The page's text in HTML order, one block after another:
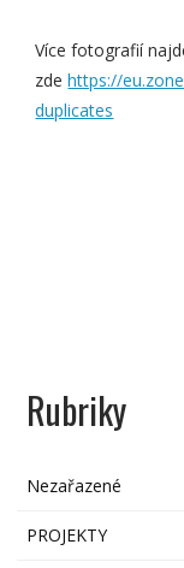
Více fotografií
zdehttps://
duplicates
Rubriky
Nezařazené
PROJEKTY